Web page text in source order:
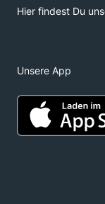
Unsere App